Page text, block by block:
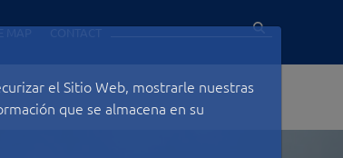
el Sitio Web, mostrarle nuestras
que se almacena en su